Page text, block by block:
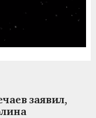
заявил,